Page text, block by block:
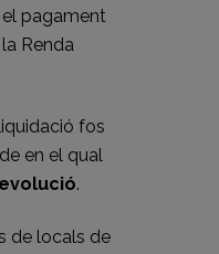
pagament
Renda
fos
en el qual
.
de locals de